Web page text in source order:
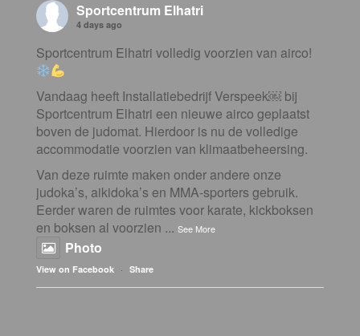
Sportcentrum Elhatri
4 days ago
Sportcentrum Elhatri volledig voorzien van airco!
Vandaag heeft Installatiebedrijf Verspeek⁠￼ bij
Sportcentrum Elhatri een nieuwe airco geplaatst
boven de judomat. Hierdoor is nu de volledige
accommodatie voorzien van klimaatbeheersing.
Van deze ruimte maken onder andere onze
judoka’s, aikidoka’s en MMA-sporters gebruik.
Eerder waren de ruimtes voor karate, kickboksen
en boksen al voorzien ... See More
Photo
View on Facebook · Share